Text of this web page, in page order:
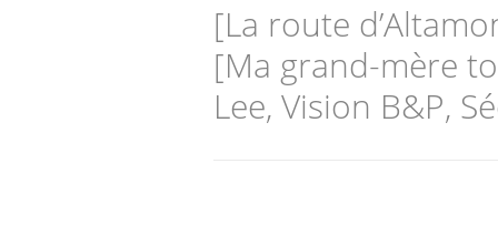
[La route
[Ma grand-mère
Lee, Vision B&P,